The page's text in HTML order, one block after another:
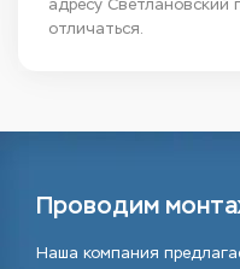
адресу Светлановский
отличаться.
Проводим
Наша компания